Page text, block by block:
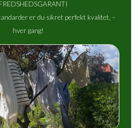
er du sikret perfekt kvalitet, –
hver gang!